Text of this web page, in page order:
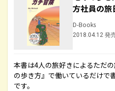
方社員の旅
D-Books
2018.04.12 発
本書は4人の旅好きによるただ
の歩き方』で働いているだけで
です。